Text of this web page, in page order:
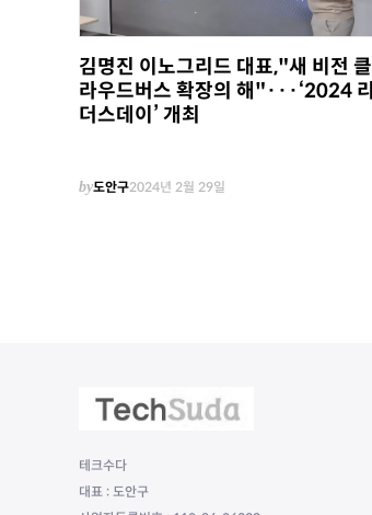
김명진 이노그리드 대표,"새 비전 클
라우드버스 확장의 해"···‘2024 리
더스데이’ 개최
by도안구2024년 2월 29일
테크수다
대표 : 도안구